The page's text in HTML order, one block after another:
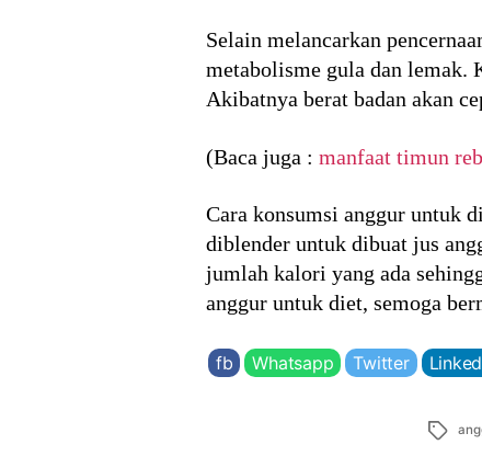
Selain melancarkan
metabolisme gula dan lemak.
Akibatnya berat badan akan
(Baca juga : manfaat timun
Cara konsumsi anggur untuk
diblender untuk dibuat jus
jumlah kalori yang ada
anggur untuk diet, semoga
fb Whatsapp Twitter
Tags